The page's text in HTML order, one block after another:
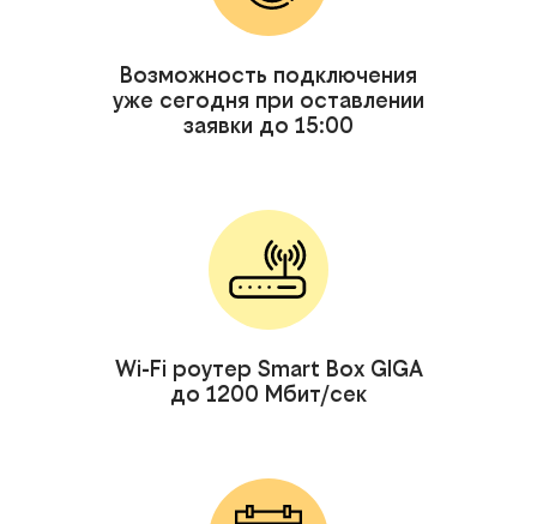
Возможность подключения
уже сегодня при оставлении
заявки до 15:00
Wi-Fi роутер Smart Box GIGA
до 1200 Мбит/сек